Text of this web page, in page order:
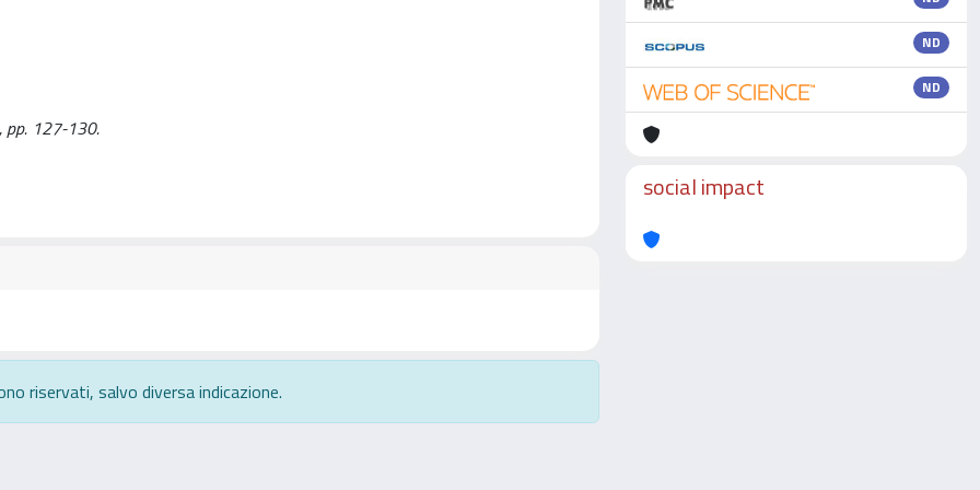
pp. 127-130.
riservati, salvo diversa indicazione.
ND
ND
social impact